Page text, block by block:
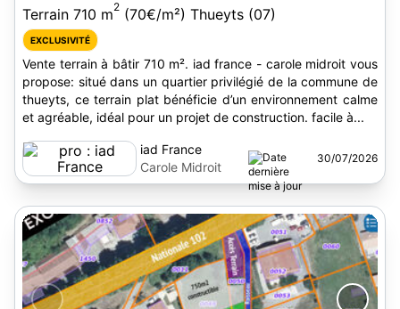
Terrain 710 m2 (70€/m²) Thueyts (07)
EXCLUSIVITÉ
Vente terrain à bâtir 710 m². iad france - carole midroit vous
propose: situé dans un quartier privilégié de la commune de
thueyts, ce terrain plat bénéficie d’un environnement calme
et agréable, idéal pour un projet de construction. facile à...
iad France
Carole Midroit
30/07/2026